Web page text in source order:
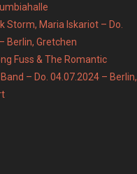
Storm, Maria Iskariot – Do.
Berlin, Gretchen
Fuss & The Romantic
– Do. 04.07.2024 – Berlin,